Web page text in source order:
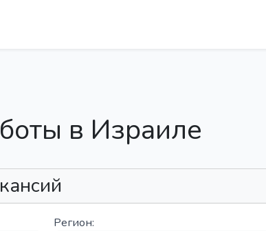
в Израиле
Регион: